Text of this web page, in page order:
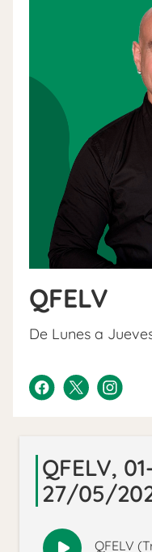
QFELV
De Lunes a
QFELV,
27/05/
QFELV